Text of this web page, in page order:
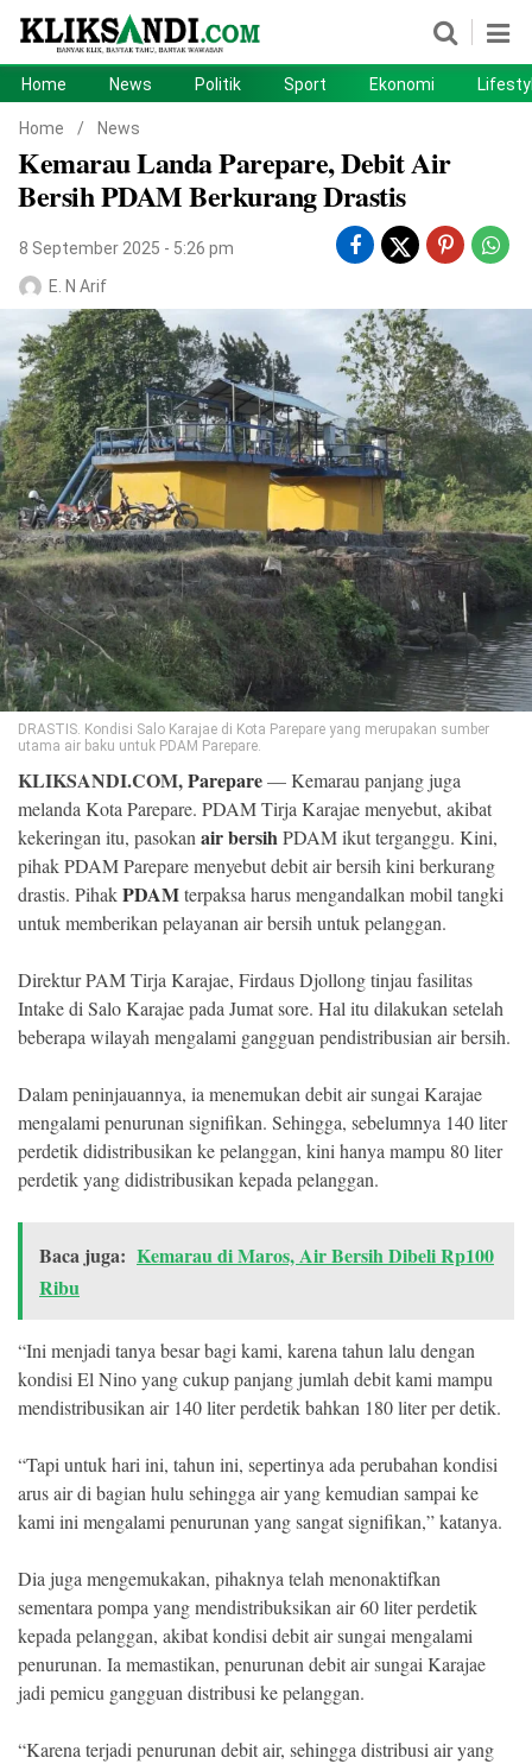
Politik Sport
©
Copyright
2026
Klik
Sandi
-
All
right
reserved
Home News Politik Sport Ekonomi
Home / News
Kemarau Landa Parepare, Debit Air
Bersih PDAM Berkurang Drastis
8 September 2025 - 5:26 pm
E. N Arif
DRASTIS. Kondisi Salo Karajae di Kota Parepare yang merupakan sumber
utama air baku untuk PDAM Parepare.
KLIKSANDI.COM,Parepare— Kemarau panjang juga
melanda Kota Parepare. PDAM Tirja Karajae menyebut, akibat
kekeringan itu, pasokan air bersihPDAM ikut terganggu. Kini,
pihak PDAM Parepare menyebut debit air bersih kini berkurang
drastis. PihakPDAMterpaksa harus mengandalkan mobil tangki
untuk memberikan pelayanan air bersih untuk pelanggan.
Direktur PAM Tirja Karajae, Firdaus Djollong tinjau fasilitas
Intake di Salo Karajae pada Jumat sore. Hal itu dilakukan setelah
beberapa wilayah mengalami gangguan pendistribusian air bersih.
Dalam peninjauannya, ia menemukan debit air sungai Karajae
mengalami penurunan signifikan. Sehingga, sebelumnya 140 liter
perdetik didistribusikan ke pelanggan, kini hanya mampu 80 liter
perdetik yang didistribusikan kepada pelanggan.
Baca juga: Kemarau di Maros, Air Bersih Dibeli Rp100
Ribu
“Ini menjadi tanya besar bagi kami, karena tahun lalu dengan
kondisi El Nino yang cukup panjang jumlah debit kami mampu
mendistribusikan air 140 liter perdetik bahkan 180 liter per detik.
“Tapi untuk hari ini, tahun ini, sepertinya ada perubahan kondisi
arus air di bagian hulu sehingga air yang kemudian sampai ke
kami ini mengalami penurunan yang sangat signifikan,” katanya.
Dia juga mengemukakan, pihaknya telah menonaktifkan
sementara pompa yang mendistribuksikan air 60 liter perdetik
kepada pelanggan, akibat kondisi debit air sungai mengalami
penurunan. Ia memastikan, penurunan debit air sungai Karajae
jadi pemicu gangguan distribusi ke pelanggan.
“Karena terjadi penurunan debit air, sehingga distribusi air yang